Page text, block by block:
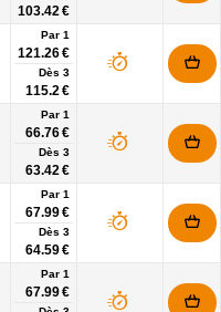
103.42 €
Par 1
121.26 €
Dès 3
115.2 €
Par 1
66.76 €
Dès 3
63.42 €
Par 1
67.99 €
Dès 3
64.59 €
Par 1
67.99 €